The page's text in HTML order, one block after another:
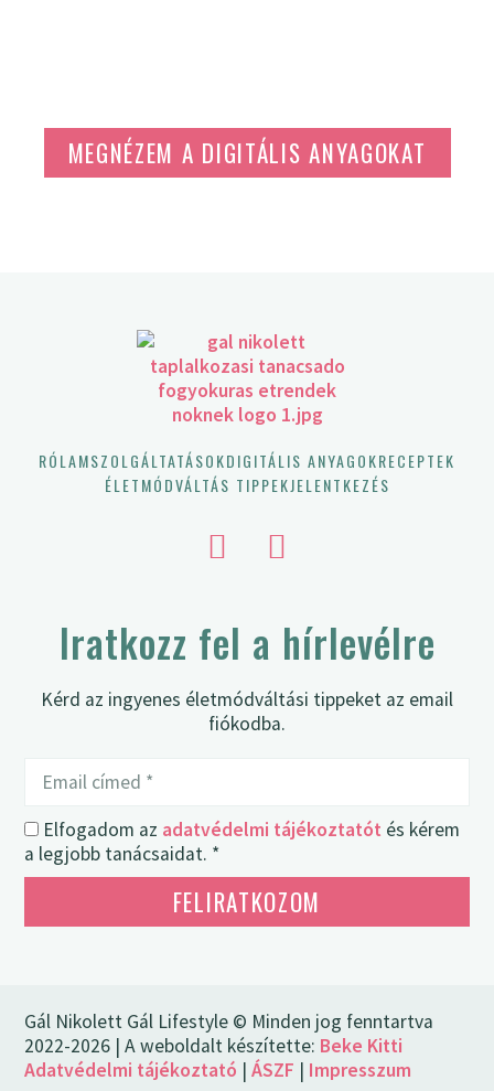
MEGNÉZEM A DIGITÁLIS ANYAGOKAT
RÓLAMSZOLGÁLTATÁSOKDIGITÁLIS ANYAGOKRECEPTEK
ÉLETMÓDVÁLTÁS TIPPEKJELENTKEZÉS
Iratkozz fel a hírlevélre
Kérd az ingyenes életmódváltási tippeket az email
fiókodba.
Elfogadom az adatvédelmi tájékoztatót és kérem
a legjobb tanácsaidat. *
FELIRATKOZOM
Gál Nikolett Gál Lifestyle © Minden jog fenntartva
2022-2026 | A weboldalt készítette: Beke Kitti
Adatvédelmi tájékoztató |ÁSZF | Impresszum